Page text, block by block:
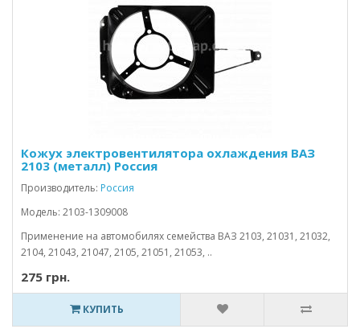
Кожух электровентилятора охлаждения ВАЗ
2103 (металл) Россия
Производитель: Россия
Модель: 2103-1309008
Применение на автомобилях семейства ВАЗ 2103, 21031, 21032,
2104, 21043, 21047, 2105, 21051, 21053, ..
275 грн.
КУПИТЬ